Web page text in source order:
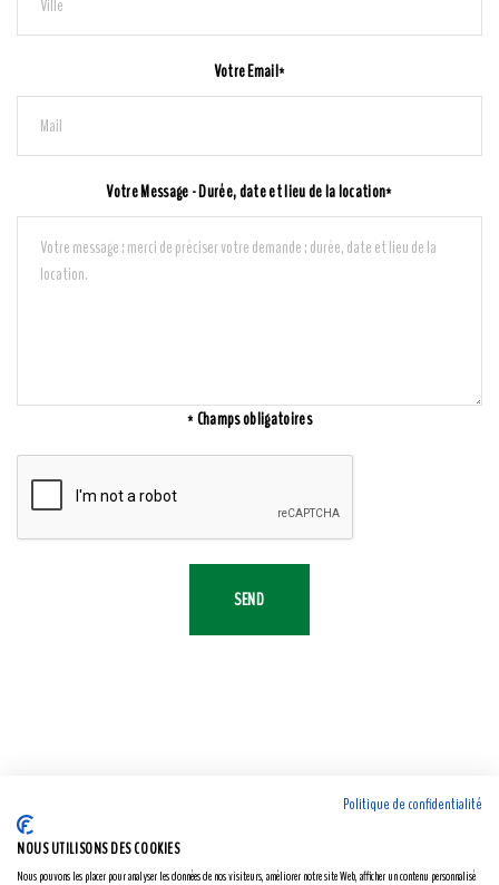
Votre Email*
Votre Message - Durée, date et lieu de la location*
* Champs obligatoires
SEND
Politique de confidentialité
NOUS UTILISONS DES COOKIES
Nous pouvons les placer pour analyser les données de nos visiteurs, améliorer notre site Web, afficher un contenu personnalisé